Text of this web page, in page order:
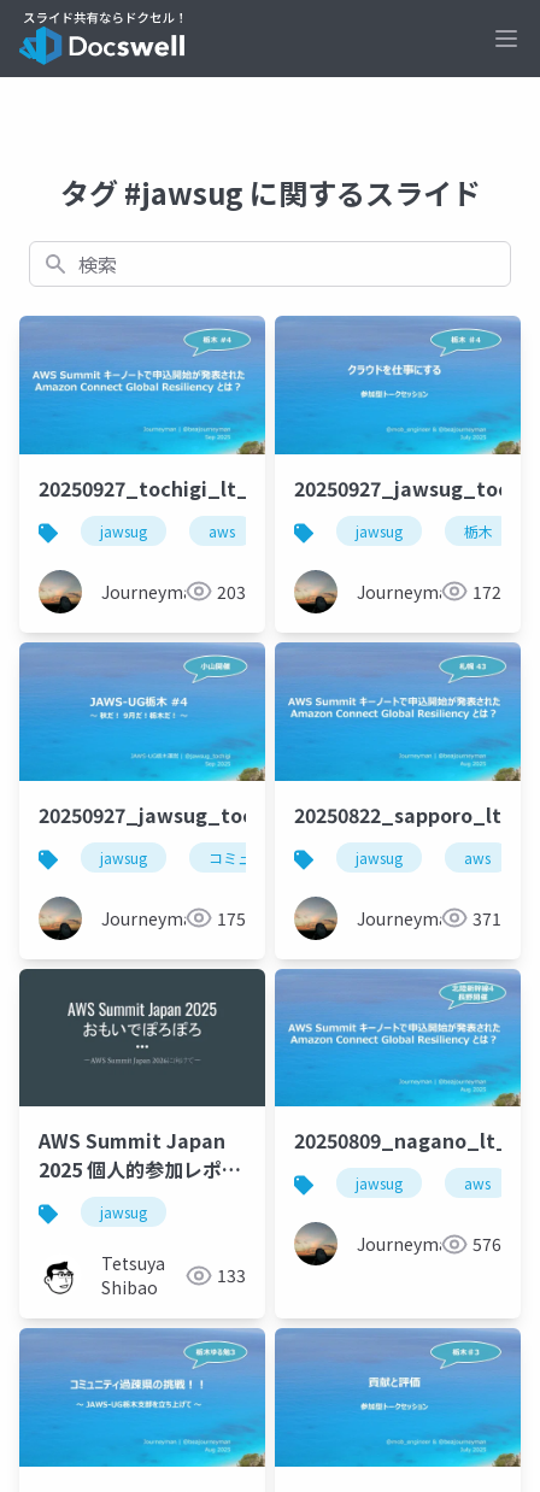
タグ #jawsug に関するスライド
検索
20250927_tochigi_lt_beajouneyman
jawsug aws 栃木 amazon onnect
Journeyman 203
jawsug 栃木
Journeyman 172
jawsug コミュニティ 栃木
Journeyman 175
jawsug aws
Journeyman 371
AWS Summit Japan
2025 個人的参加レポー
ト
jawsug
Tetsuya
Shibao
133
jawsug aws
Journeyman 576